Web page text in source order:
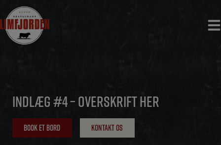
til
indholdet
INDLÆG #4 – OVERSKRIFT HER
BOOK ET BORD KONTAKT OS